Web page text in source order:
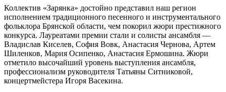
Коллектив «Зарянка» достойно представил наш регион
исполнением традиционного песенного и инструментального
фольклора Брянской области, чем покорил жюри престижного
конкурса. Лауреатами премии стали и солисты ансамбля —
Владислав Киселев, София Вовк, Анастасия Чернова, Артем
Шиленков, Мария Осипенко, Анастасия Ермошина. Жюри
отметило высочайший уровень выступления ансамбля,
профессионализм руководителя Татьяны Ситниковой,
концертмейстера Игоря Васекина.